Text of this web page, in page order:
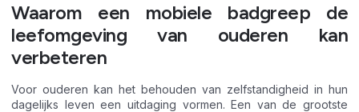
Waarom een mobiele badgreep de
leefomgeving van ouderen kan
verbeteren
Voor ouderen kan het behouden van zelfstandigheid in hun
dagelijks leven een uitdaging vormen. Een van de grootste